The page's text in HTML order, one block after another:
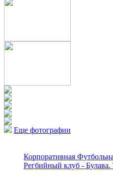
Еще фотографии
Корпоративная
Регбийный клуб - Булава.